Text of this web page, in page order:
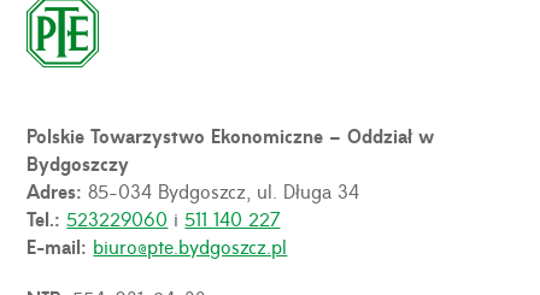
Polskie Towarzystwo Ekonomiczne – Oddział w
Bydgoszczy
Adres:85-034 Bydgoszcz, ul. Długa 34
Tel.:523229060 i511 140 227
E-mail: biuro@pte.bydgoszcz.pl